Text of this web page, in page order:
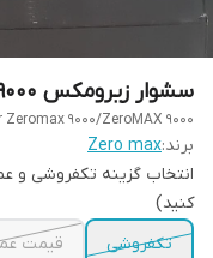
سشوار زیرومکس ۹۰۰۰/ZeroMAX 9000
Zeromax 9000/ZeroMAX 9000
برند:Zero max
انتخاب گزینه تکفروشی و
کنید)
تکفروشی
قیمت عمده